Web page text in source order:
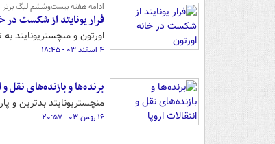
ادامه هفته بیست‌وششم لیگ برتر
فرار یونایتد از شکست در
اورتون و منچستریونایتد
۴ اسفند ۰۳ - ۱۸:۴۵
برنده‌ها و بازنده‌های نقل و
منچستریونایتد بدترین و
۱۶ بهمن ۰۳ - ۲۰:۵۷